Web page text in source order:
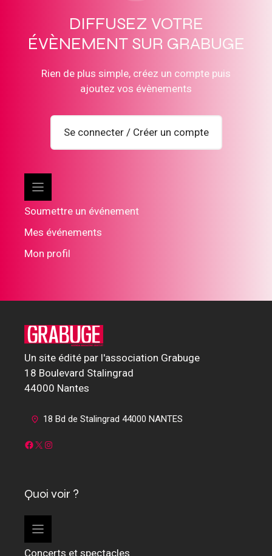
DIFFUSEZ VOTRE
ÉVÈNEMENT SUR GRABUGE
Rien de plus simple, créez un compte puis
ajoutez vos évènements
Se connecter / Créer un compte
Soumettre un événement
Mes événements
Mon profil
Un site édité par l'association Grabuge
18 Boulevard Stalingrad
44000 Nantes
18 Bd de Stalingrad 44000 NANTES
Facebook
X Instagram
Quoi voir ?
Concerts et spectacles